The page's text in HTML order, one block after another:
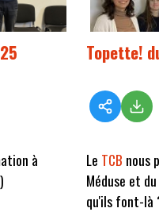
à
Topette!
Le TCB nous
Méduse et
qu'ils font-là